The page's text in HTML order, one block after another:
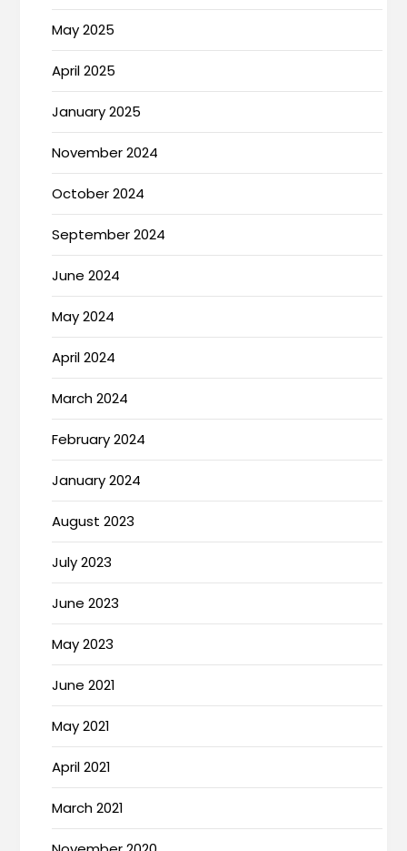
May 2025
April 2025
January 2025
November 2024
October 2024
September 2024
June 2024
May 2024
April 2024
March 2024
February 2024
January 2024
August 2023
July 2023
June 2023
May 2023
June 2021
May 2021
April 2021
March 2021